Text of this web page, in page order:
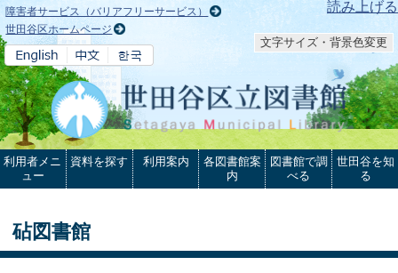
本文へ 読み上げる
障害者サービス（バリアフリーサービス）
世田谷区ホームページ
文字サイズ・背景色変更
利用者メニ
ュー
資料を探す 利用案内
各図書館案
内
図書館で調
べる
世田谷を知
る
砧図書館